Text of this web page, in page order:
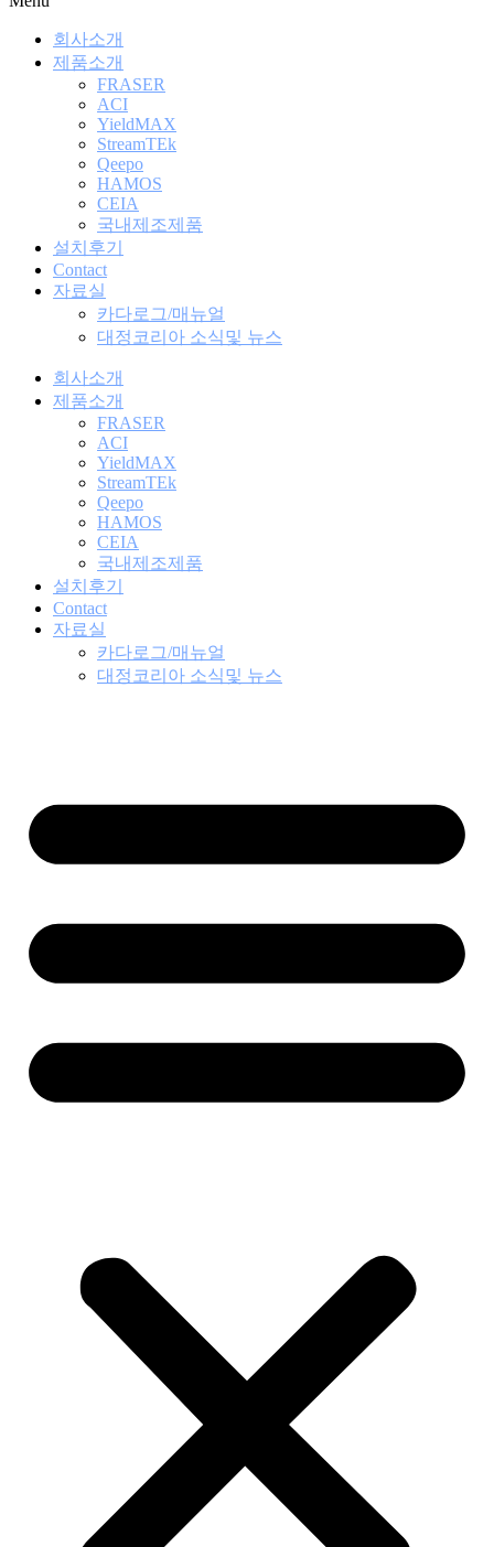
회사소개
제품소개
FRASER
ACI
YieldMAX
StreamTEk
Qeepo
HAMOS
CEIA
국내제조제품
설치후기
Contact
자료실
카다로그/매뉴얼
대정코리아 소식및 뉴스
회사소개
제품소개
FRASER
ACI
YieldMAX
StreamTEk
Qeepo
HAMOS
CEIA
국내제조제품
설치후기
Contact
자료실
카다로그/매뉴얼
대정코리아 소식및 뉴스